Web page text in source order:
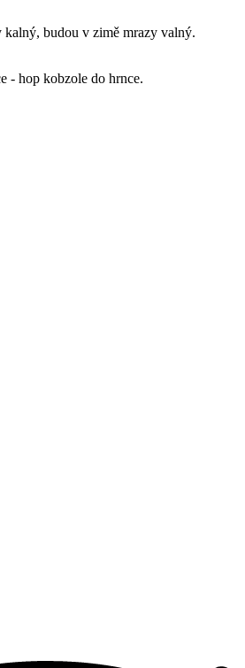
kalný, budou v zimě mrazy valný.
- hop kobzole do hrnce.